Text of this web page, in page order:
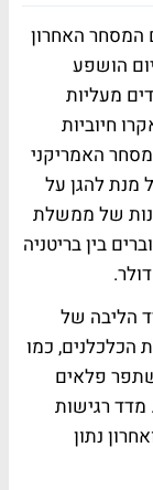
המסחר האחרון
הושפע
מעליות
חיוביות
האמריקני
מנת להגן על
של ממשלת
בין בריטניה
הליבה של
הכלכלנים, כמו
פלאים
מדד רגישות
נתון